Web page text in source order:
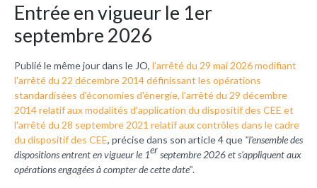
Entrée en vigueur le 1er
septembre 2026
Publié le même jour dans le JO, l'arrêté du 29 mai 2026 modifiant
l'arrêté du 22 décembre 2014 définissant les opérations
standardisées d'économies d'énergie, l'arrêté du 29 décembre
2014 relatif aux modalités d'application du dispositif des CEE et
l'arrêté du 28 septembre 2021 relatif aux contrôles dans le cadre
du dispositif des CEE, précise dans son article 4 que "l'ensemble des
dispositions entrent en vigueur le 1erseptembre 2026 et s'appliquent aux
opérations engagées à compter de cette date".